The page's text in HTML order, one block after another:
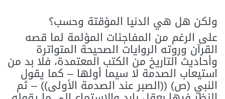
ولكن هل هي الدنيا المؤقتة وحسب؟
على الرغم من المفاجئات المؤلمة لما قصه
القرآن وروته الروايات الصحيحة المتواترة
وأحاديث التاريخ من الكتب المعتمدة، فلا بد من
استيعاب الصدمة لا سيما أولها – كما يقول
النبي (ص) ((الصبر عند الصدمة الأولى)) – ثم